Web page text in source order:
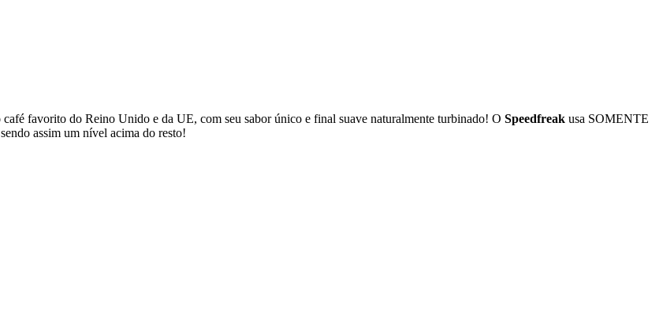
favorito do Reino Unido e da UE, com seu sabor único e final suave naturalmente turbinado! O Speedfreak usa SOMENTE
assim um nível acima do resto!